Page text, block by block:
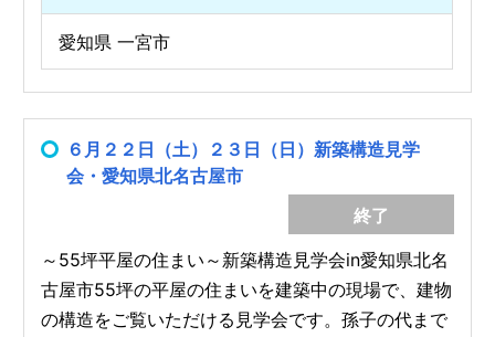
愛知県 一宮市
６月２２日（土）２３日（日）新築構造見学
会・愛知県北名古屋市
終了
～55坪平屋の住まい～新築構造見学会in愛知県北名
古屋市55坪の平屋の住まいを建築中の現場で、建物
の構造をご覧いただける見学会です。孫子の代まで